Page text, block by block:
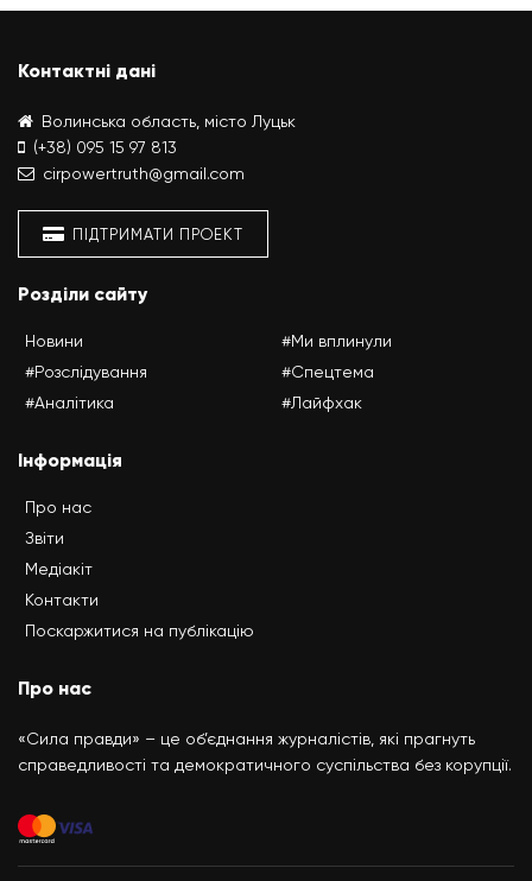
Контактні дані
Волинська область, місто Луцьк
(+38) 095 15 97 813
cirpowertruth@gmail.com
ПІДТРИМАТИ ПРОЕКТ
Розділи сайту
Новини
#Розслідування
#Аналітика
#Ми вплинули
#Спецтема
#Лайфхак
Інформація
Про нас
Звіти
Медіакіт
Контакти
Поскаржитися на публікацію
Про нас
«Сила правди» – це об’єднання журналістів, які прагнуть
справедливості та демократичного суспільства без корупції.